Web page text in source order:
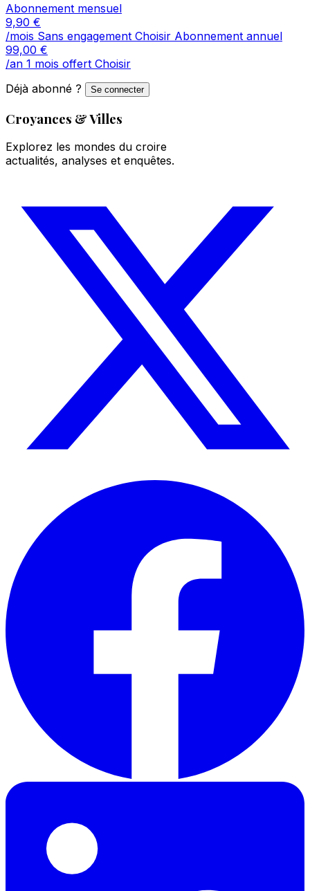
Abonnement mensuel
9,90 €
/mois Sans engagement Choisir Abonnement annuel
99,00 €
/an 1 mois offert Choisir
Déjà abonné ?
Se connecter
Croyances & Villes
Explorez les mondes du croire
actualités, analyses et enquêtes.